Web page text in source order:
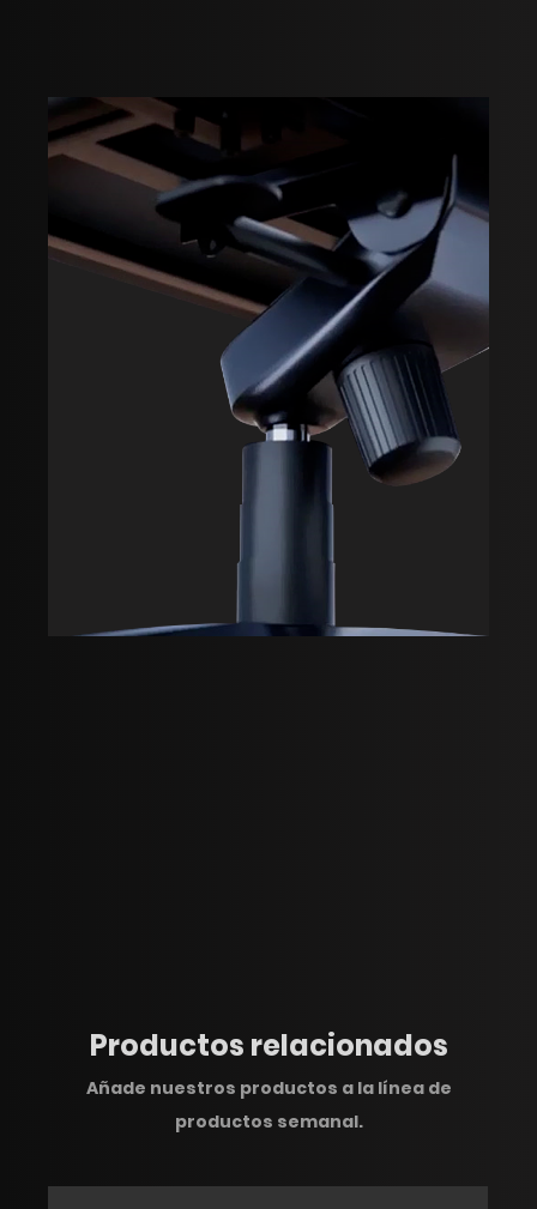
Productos relacionados
Añade nuestros productos a la línea de
productos semanal.